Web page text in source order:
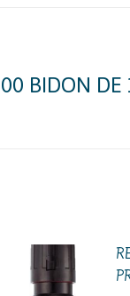
BIDON DE